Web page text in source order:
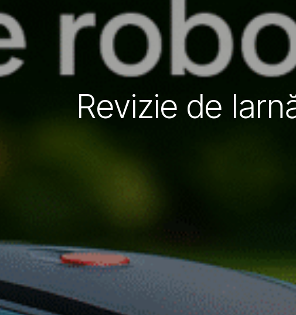
Revizie de